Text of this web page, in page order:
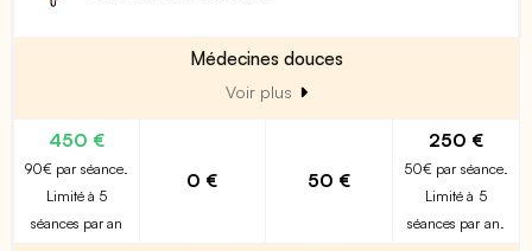
Médecines douces
Voir plus
450 €
90€ par séance.
Limité à 5
séances par an
0 € 50 €
250 €
50€ par séance.
Limité à 5
séances par an.